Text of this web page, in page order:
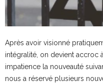
Après avoir visionné
intégralité, on devient accroc
impatience la nouveauté
nous a réservé plusieurs